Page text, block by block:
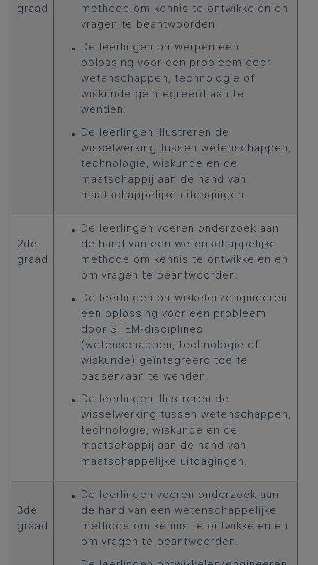
graad
methode om kennis te ontwikkelen en
vragen te beantwoorden.
De leerlingen ontwerpen een
oplossing voor een probleem door
wetenschappen, technologie of
wiskunde geïntegreerd aan te
wenden.
De leerlingen illustreren de
wisselwerking tussen wetenschappen,
technologie, wiskunde en de
maatschappij aan de hand van
maatschappelijke uitdagingen.
2de
graad
De leerlingen voeren onderzoek aan
de hand van een wetenschappelijke
methode om kennis te ontwikkelen en
om vragen te beantwoorden.
De leerlingen ontwikkelen/engineeren
een oplossing voor een probleem
door STEM-disciplines
(wetenschappen, technologie of
wiskunde) geïntegreerd toe te
passen/aan te wenden.
De leerlingen illustreren de
wisselwerking tussen wetenschappen,
technologie, wiskunde en de
maatschappij aan de hand van
maatschappelijke uitdagingen.
3de
graad
De leerlingen voeren onderzoek aan
de hand van een wetenschappelijke
methode om kennis te ontwikkelen en
om vragen te beantwoorden.